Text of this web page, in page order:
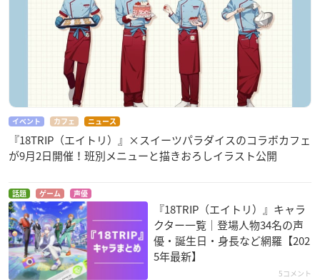
イベント カフェ ニュース
『18TRIP（エイトリ）』×スイーツパラダイスのコラボカフェ
が9月2日開催！班別メニューと描きおろしイラスト公開
話題 ゲーム 声優
『18TRIP（エイトリ）』キャラ
クター一覧｜登場人物34名の声
優・誕生日・身長など網羅【202
5年最新】
5コメント